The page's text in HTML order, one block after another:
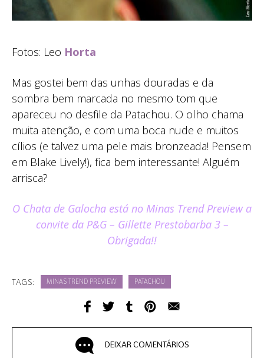
Fotos: Leo Horta
Mas gostei bem das unhas douradas e da
sombra bem marcada no mesmo tom que
apareceu no desfile da Patachou. O olho chama
muita atenção, e com uma boca nude e muitos
cílios (e talvez uma pele mais bronzeada! Pensem
em Blake Lively!), fica bem interessante! Alguém
arrisca?
O Chata de Galocha está no Minas Trend Preview a
convite da P&G – Gillette Prestobarba 3 –
Obrigada!!
TAGS: MINAS TREND PREVIEW PATACHOU
DEIXAR COMENTÁRIOS